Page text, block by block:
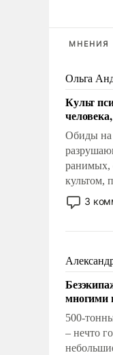
МНЕНИЯ
Ольга
Культ
Обиды на
ранимых,
культом,
отменяя
на себя
слабым,
3
многими
500-
– нечто